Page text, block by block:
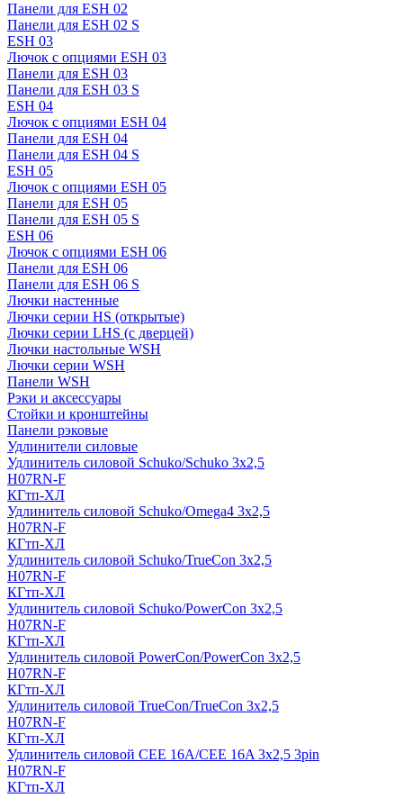
Панели для ESH 02
Панели для ESH 02 S
ESH 03
Лючок с опциями ESH 03
Панели для ESH 03
Панели для ESH 03 S
ESH 04
Лючок с опциями ESH 04
Панели для ESH 04
Панели для ESH 04 S
ESH 05
Лючок с опциями ESH 05
Панели для ESH 05
Панели для ESH 05 S
ESH 06
Лючок с опциями ESH 06
Панели для ESH 06
Панели для ESH 06 S
Лючки настенные
Лючки серии HS (открытые)
Лючки серии LHS (с дверцей)
Лючки настольные WSH
Лючки серии WSH
Панели WSH
Рэки и аксессуары
Стойки и кронштейны
Панели рэковые
Удлинители силовые
Удлинитель силовой Schuko/Schuko 3х2,5
H07RN-F
КГтп-ХЛ
Удлинитель силовой Schuko/Omega4 3х2,5
H07RN-F
КГтп-ХЛ
Удлинитель силовой Schuko/TrueCon 3х2,5
H07RN-F
КГтп-ХЛ
Удлинитель силовой Schuko/PowerCon 3х2,5
H07RN-F
КГтп-ХЛ
Удлинитель силовой PowerCon/PowerCon 3х2,5
H07RN-F
КГтп-ХЛ
Удлинитель силовой TrueCon/TrueCon 3х2,5
H07RN-F
КГтп-ХЛ
Удлинитель силовой CEE 16A/CEE 16A 3х2,5 3pin
H07RN-F
КГтп-ХЛ